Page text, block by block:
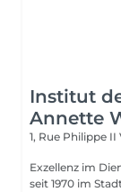
Institut
Annette
1, Rue Philippe II
Exzellenz im Dienst der
seit 1970 im